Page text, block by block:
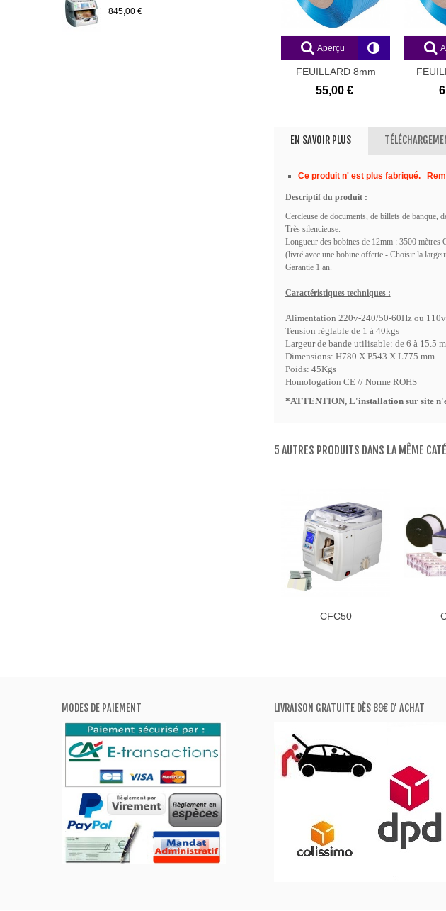
845,00 €
223,33 €240,00 €
Aperçu
FEUILLARD 8mm
Polypropylène pour...
55,00 €
EN SAVOIR PLUS
Ce produit n' est plus fabriqué.
Descriptif du produit :
Cercleuse de documents, de billets de banque,
Très silencieuse.
Longueur des bobines de 12mm : 3500 mètres
(livré avec une bobine offerte - Choisir la
Garantie 1 an.
Caractéristiques techniques :
Alimentation 220v-240/50-60Hz ou
Tension réglable de 1 à 40kgs
Largeur de bande utilisable: de 6 à 15.5
Dimensions: H780 X P543 X L775 mm
Poids: 45Kgs
Homologation CE // Norme ROHS
*ATTENTION, L'installation sur site
5 AUTRES PRODUITS DANS LA MÊME
CFC50
MODES DE PAIEMENT LIVRAISON GRATUITE DÈS 89€ D' ACHAT